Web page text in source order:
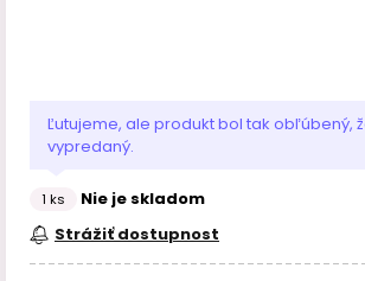
Ľutujeme, ale produkt bol tak obľúbený,
vypredaný.
1 ks
Nie je skladom
Strážiť dostupnost